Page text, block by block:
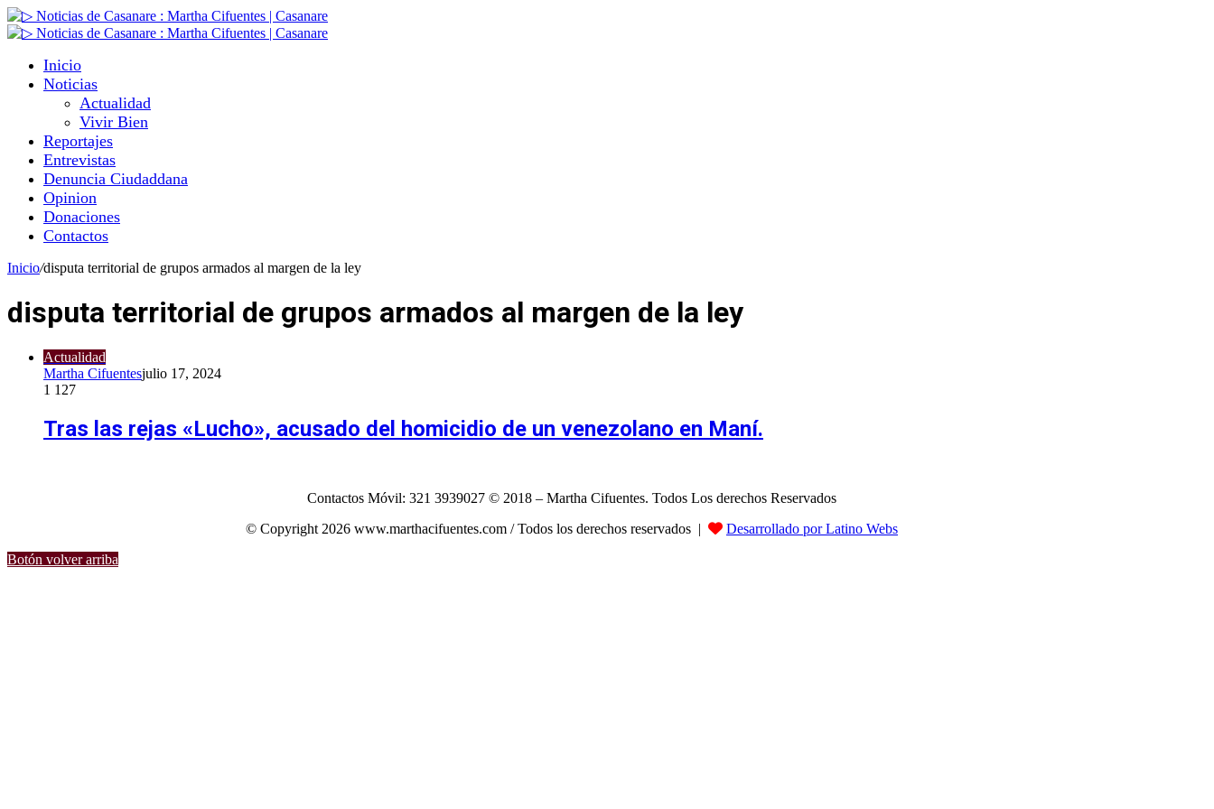
Inicio
Noticias
Actualidad
Vivir Bien
Reportajes
Entrevistas
Denuncia Ciudaddana
Opinion
Donaciones
Contactos
Inicio/disputa territorial de grupos armados al margen de la ley
disputa territorial de grupos armados al margen de la ley
Actualidad
Martha Cifuentesjulio 17, 2024
1 127
Tras las rejas «Lucho», acusado del homicidio de un venezolano en Maní.
Contactos Móvil: 321 3939027 © 2018 – Martha Cifuentes. Todos Los derechos Reservados
© Copyright 2026 www.marthacifuentes.com / Todos los derechos reservados |
Desarrollado por Latino Webs
Botón volver arriba